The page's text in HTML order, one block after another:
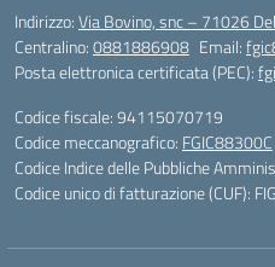
Indirizzo:Via Bovino, snc – 71026
Centralino:0881886908 Email:
Posta elettronica certificata (PEC):
Codice fiscale: 94115070719
Codice meccanografico: FGIC88300C
Codice Indice delle Pubbliche
Codice unico di fatturazione (CUF):